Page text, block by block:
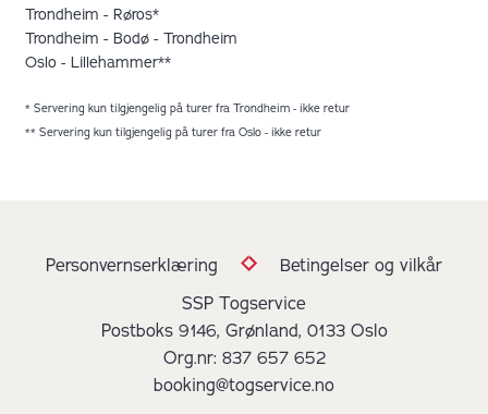
Trondheim - Røros*
Trondheim - Bodø - Trondheim
Oslo - Lillehammer**
* Servering kun tilgjengelig på turer fra Trondheim - ikke retur
** Servering kun tilgjengelig på turer fra Oslo - ikke retur
Personvernserklæring
Betingelser og vilkår
SSP Togservice
Postboks 9146, Grønland, 0133 Oslo
Org.nr: 837 657 652
booking@togservice.no